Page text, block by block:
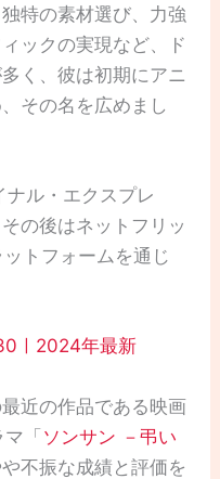
特の素材選び、力強
ックの実現など、ド
く、彼は初期にアニ
その名を広めまし
ル・エクスプレ
の後はネットフリッ
トフォームを通じ
ㅣ2024年最新
近の作品である映画
「 ソンサン －弔い
不振な成績と評価を